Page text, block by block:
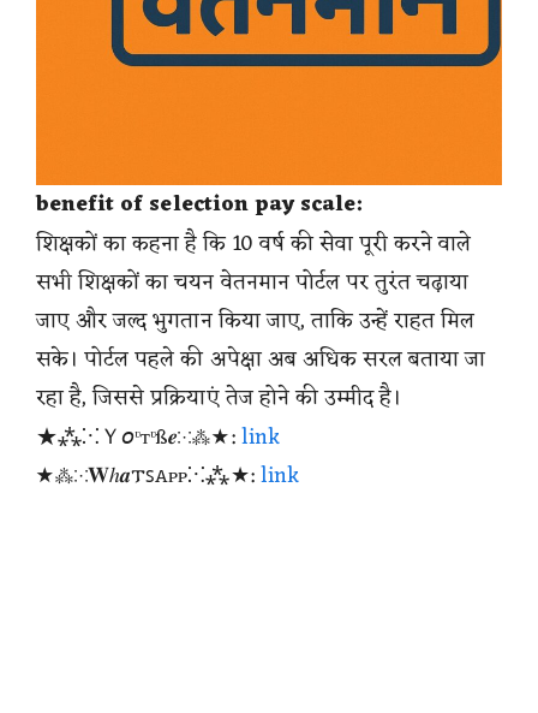
benefit of selection pay scale:
शिक्षकों का कहना है कि 10 वर्ष की सेवा पूरी करने वाले
सभी शिक्षकों का चयन वेतनमान पोर्टल पर तुरंत चढ़ाया
जाए और जल्द भुगतान किया जाए, ताकि उन्हें राहत मिल
सके। पोर्टल पहले की अपेक्षा अब अधिक सरल बताया जा
रहा है, जिससे प्रक्रियाएं तेज होने की उम्मीद है।
★⁂⁙Ｙ𝘰ᶹтᶹß𝒆⁙⁂★:link
★⁂⁙𝐖ℎ𝒂𐍄ꜱꭺᴩᴩ⁙⁂★:link